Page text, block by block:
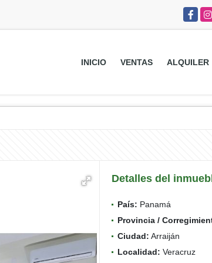
INICIO VENTAS ALQUILER
Detalles del
País: Panamá
Provincia /
Ciudad: Arraiján
Localidad: Veracruz